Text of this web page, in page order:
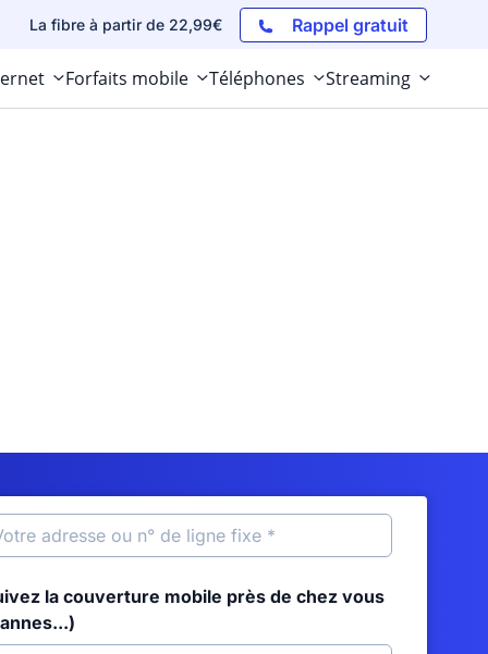
La fibre à partir de 22,99€ Rappel gratuit
Forfaits mobile Téléphones Streaming
la couverture mobile près de chez vous